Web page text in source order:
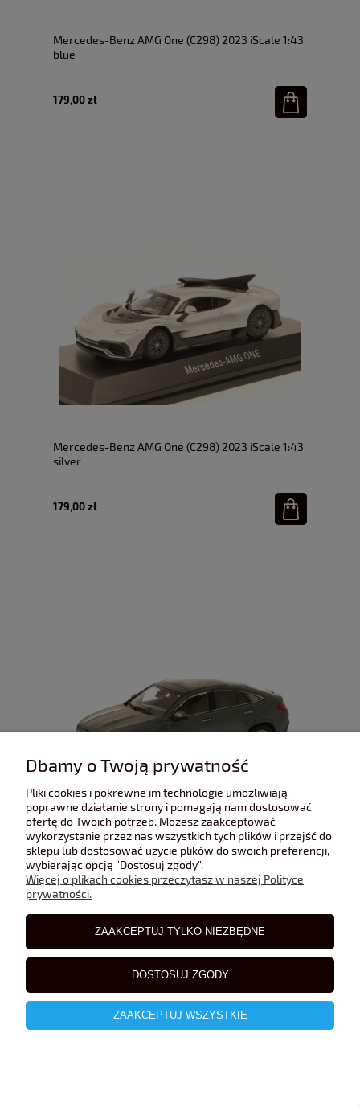
Mercedes-Benz AMG One (C298) 2023 iScale 1:43
blue
179,00 zł
Mercedes-Benz AMG One (C298) 2023 iScale 1:43
silver
179,00 zł
Mercedes-Benz GLE Coupe iScale 1:43
99,00 zł
Dbamy o Twoją prywatność
Pliki cookies i pokrewne im technologie umożliwiają
poprawne działanie strony i pomagają nam dostosować
ofertę do Twoich potrzeb. Możesz zaakceptować
wykorzystanie przez nas wszystkich tych plików i przejść do
sklepu lub dostosować użycie plików do swoich preferencji,
wybierając opcję "Dostosuj zgody".
Więcej o plikach cookies przeczytasz w naszej Polityce
prywatności.
ZAAKCEPTUJ TYLKO NIEZBĘDNE
DOSTOSUJ ZGODY
ZAAKCEPTUJ WSZYSTKIE